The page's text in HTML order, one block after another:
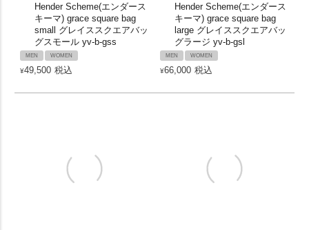
Hender Scheme(エンダース
キーマ) grace square bag
small グレイススクエアバッ
グスモール yv-b-gss
MEN WOMEN
¥49,500 税込
Hender Scheme(エンダース
キーマ) grace square bag
large グレイススクエアバッ
グラージ yv-b-gsl
MEN WOMEN
¥66,000 税込